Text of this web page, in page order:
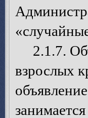
2.1.7.
взрослых